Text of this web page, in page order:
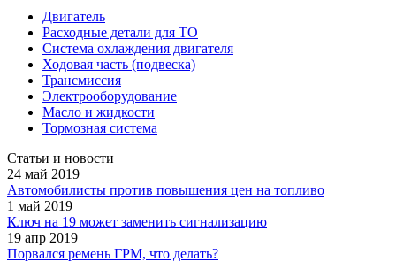
Двигатель
Расходные детали для ТО
Система охлаждения двигателя
Ходовая часть (подвеска)
Трансмиссия
Электрооборудование
Масло и жидкости
Тормозная система
Статьи и новости
24 май 2019
Автомобилисты против повышения цен на топливо
1 май 2019
Ключ на 19 может заменить сигнализацию
19 апр 2019
Порвался ремень ГРМ, что делать?